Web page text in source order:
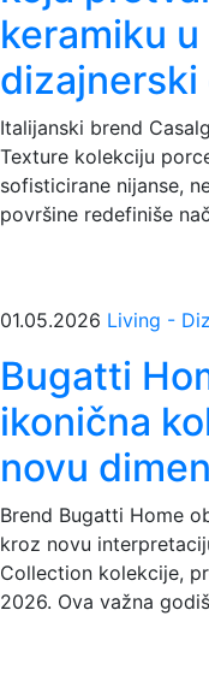
keramiku
dizajnerski
Italijanski brend
Texture kolekciju
sofisticirane nijanse,
površine redefiniše
01.05.2026 Living -
Bugatti
ikonična
novu
Brend Bugatti Home
kroz novu
Collection kolekcije,
2026. Ova važna